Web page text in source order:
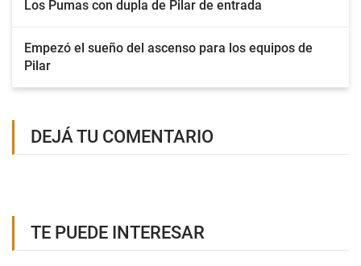
Los Pumas con dupla de Pilar de entrada
Empezó el sueño del ascenso para los equipos de
Pilar
DEJÁ TU COMENTARIO
TE PUEDE INTERESAR